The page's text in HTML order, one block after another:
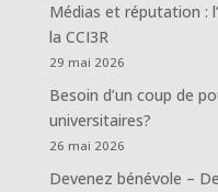
Médias et réputation :
la CCI3R
29 mai 2026
Besoin d’un coup de
universitaires?
26 mai 2026
Devenez bénévole –